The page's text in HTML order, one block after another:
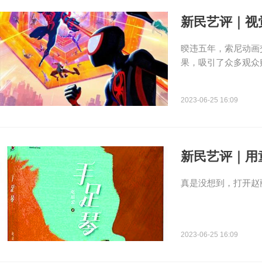
新民艺评｜
暌违五年，索尼动
果，吸引了众多观
2023-06-25 16:09
新民艺评｜
真是没想到，打开
2023-06-25 16:09